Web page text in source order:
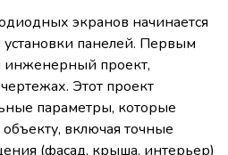
экранов начинается
панелей. Первым
инженерный проект,
Этот проект
параметры, которые
включая точные
(фасад, крыша, интерьер)